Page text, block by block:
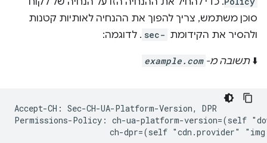
סוכן משתמש, צריך להפוך את ההנחיה לאותיות קטנות
ולהסיר את הקידומת sec- . לדוגמה:
⬇️תשובה מ- example.com
Accept-CH: Sec-CH-UA-Platform-Version, DPR
Permissions-Policy: ch-ua-platform-version=(self